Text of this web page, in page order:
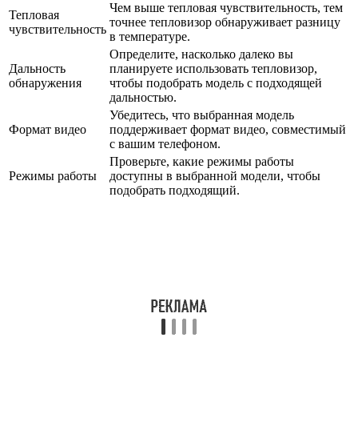
Тепловая
чувствительность
Чем выше тепловая чувствительность, тем
точнее тепловизор обнаруживает разницу
в температуре.
Дальность
обнаружения
Определите, насколько далеко вы
планируете использовать тепловизор,
чтобы подобрать модель с подходящей
дальностью.
Формат видео
Убедитесь, что выбранная модель
поддерживает формат видео, совместимый
с вашим телефоном.
Режимы работы
Проверьте, какие режимы работы
доступны в выбранной модели, чтобы
подобрать подходящий.